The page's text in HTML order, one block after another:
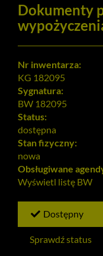
Dokumenty
Nr inwentarza:
KG 182095
Sygnatura:
BW 182095
Status:
dostępna
Stan fizyczny:
nowa
Obsługiwane
Wyświetl listę BW
Dostępny
Sprawdź status